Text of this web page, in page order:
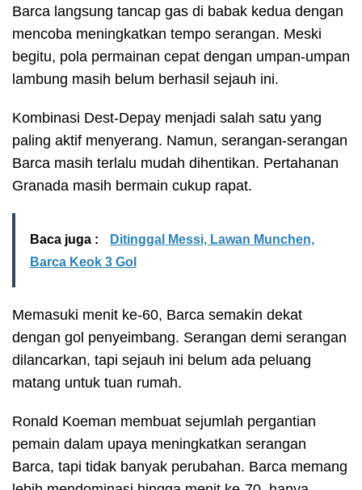
Barca langsung tancap gas di babak kedua dengan
mencoba meningkatkan tempo serangan. Meski
begitu, pola permainan cepat dengan umpan-umpan
lambung masih belum berhasil sejauh ini.
Kombinasi Dest-Depay menjadi salah satu yang
paling aktif menyerang. Namun, serangan-serangan
Barca masih terlalu mudah dihentikan. Pertahanan
Granada masih bermain cukup rapat.
Baca juga :
Ditinggal Messi, Lawan Munchen,
Barca Keok 3 Gol
Memasuki menit ke-60, Barca semakin dekat
dengan gol penyeimbang. Serangan demi serangan
dilancarkan, tapi sejauh ini belum ada peluang
matang untuk tuan rumah.
Ronald Koeman membuat sejumlah pergantian
pemain dalam upaya meningkatkan serangan
Barca, tapi tidak banyak perubahan. Barca memang